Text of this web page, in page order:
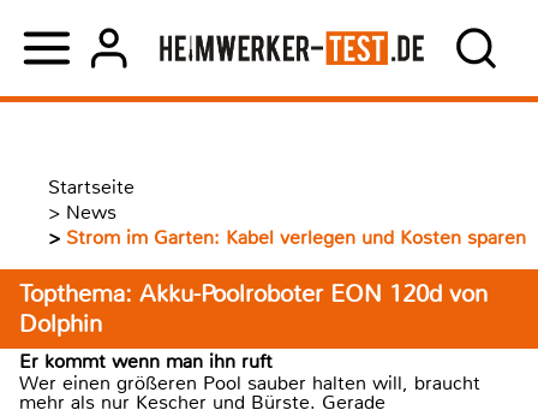
Startseite
> News
> Strom im Garten: Kabel verlegen und Kosten sparen
Topthema: Akku-Poolroboter EON 120d von
Dolphin
Er kommt wenn man ihn ruft
Wer einen größeren Pool sauber halten will, braucht
mehr als nur Kescher und Bürste. Gerade